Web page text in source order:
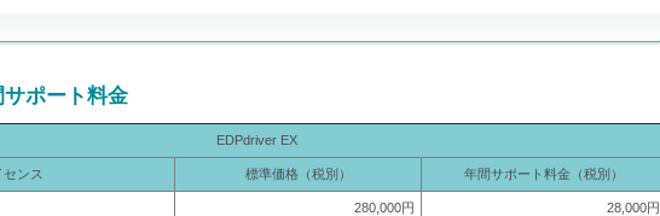
ポート料金
EDPdriver EX
センス 標準価格（税別） 年間サポート料金（税別）
280,000円 28,000円